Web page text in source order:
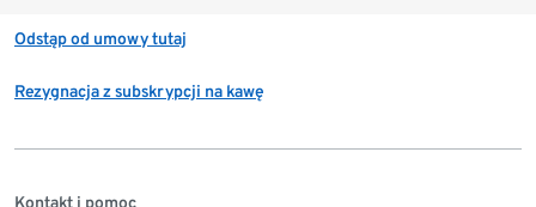
Odstąp od umowy tutaj
Rezygnacja z subskrypcji na kawę
Kontakt i pomoc